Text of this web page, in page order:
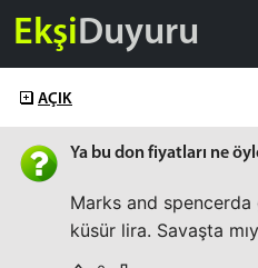
EkşiDuyuru
AÇIK
Ya bu don fiyatları ne
Marks and
küsür lira. Savaşta